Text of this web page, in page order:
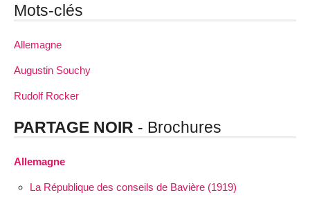
Mots-clés
Allemagne
Augustin Souchy
Rudolf Rocker
PARTAGE NOIR - Brochures
Allemagne
La République des conseils de Bavière (1919)